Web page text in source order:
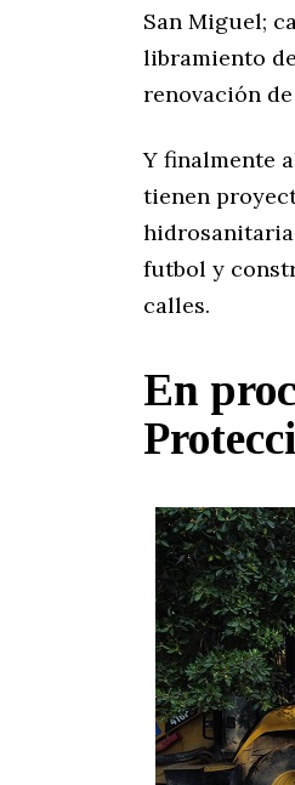
San Miguel;
libramiento
renovación
Y finalmente
tienen
futbol y
calles.
En